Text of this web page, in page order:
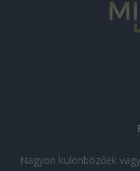
Nagyon különbözőek